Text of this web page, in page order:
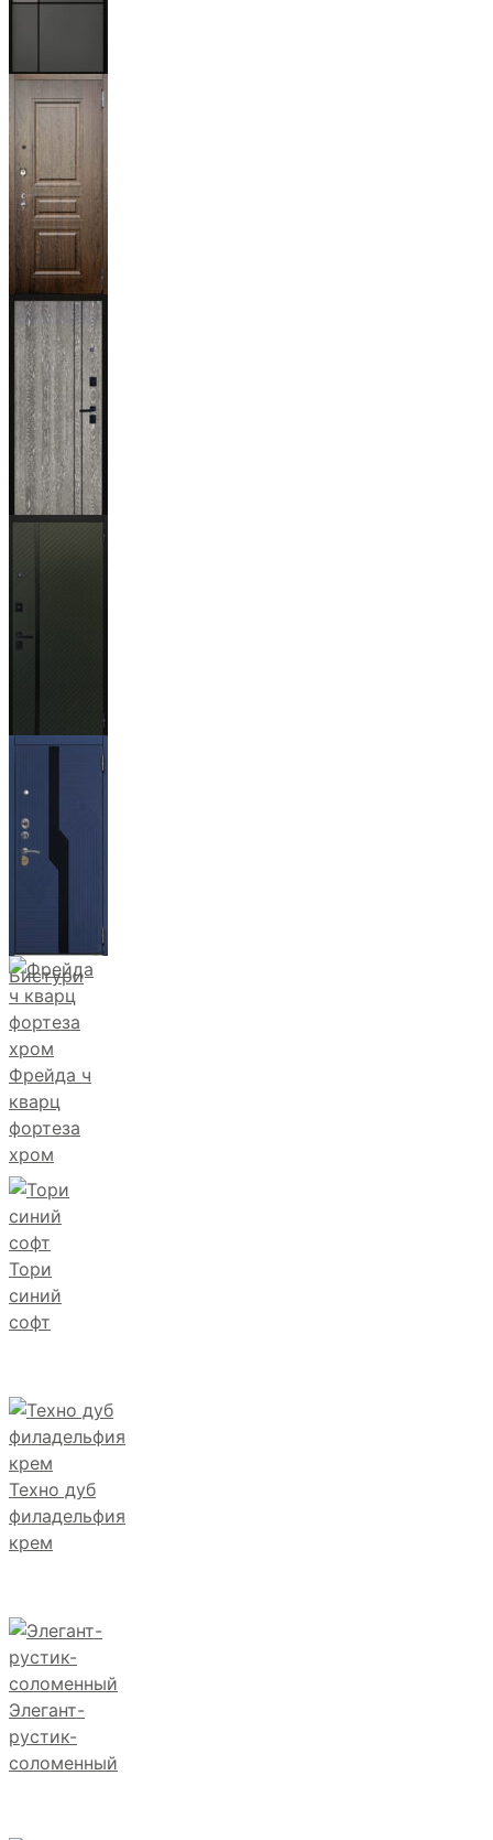
Мичиган
Магистр
Дуб кантри
тёмный
Бистури
Фрейда ч
кварц
фортеза
хром
Тори
синий
софт
Техно дуб
филадельфия
крем
Элегант-
рустик-
соломенный